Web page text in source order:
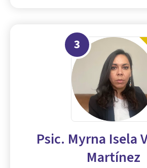
3
Psic. Myrna Isela
Martínez